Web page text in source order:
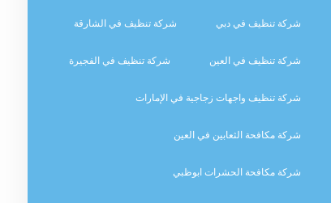
شركة تنظيف في دبي شركة تنظيف في الشارقة
شركة تنظيف في العين شركة تنظيف في الفجيرة
شركة تنظيف واجهات زجاجية في الإمارات
شركة مكافحة الثعابين في العين
شركة مكافحة الحشرات ابوظبي